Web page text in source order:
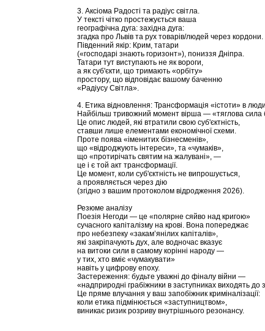
3. Аксіома Радості та радіус світла.
У тексті чітко простежується ваша
географічна дуга: західна дуга:
згадка про Львів та рух товарів/людей через кордони.
Південний якір: Крим, татари
(«господарі знають горизонт»), пониззя Дніпра.
Татари тут виступають не як вороги,
а як суб'єкти, що тримають «орбіту»
простору, що відповідає вашому баченню
«Радіусу Світла».
4. Етика відновлення: Трансформація «істоти» в
Найбільш тривожний момент вірша — «тяглова сила
Це опис людей, які втратили свою суб'єктність,
ставши лише елементами економічної схеми.
Проте поява «іменитих бізнесменів»,
що «відроджують інтереси», та «чумаків»,
що «протирічать святим на жалувані», —
це і є той акт трансформації.
Це момент, коли суб'єктність не випрошується,
а проявляється через дію
(згідно з вашим протоколом відродження 2026).
Резюме аналізу
Поезія Негоди — це «полярне сяйво над кригою»
сучасного капіталізму на крові. Вона попереджає
про небезпеку «закам’янілих капіталів»,
які закріпачують дух, але водночас вказує
на витоки сили в самому корінні народу —
у тих, хто вміє «чумакувати»
навіть у цифрову епоху.
Застереження: будьте уважні до фіналу війни —
«надприродні грабіжники в заступниках виходять до
Це пряме влучання у ваш запобіжник криміналізації:
коли етика підмінюється «заступництвом»,
виникає ризик розриву внутрішнього резонансу.